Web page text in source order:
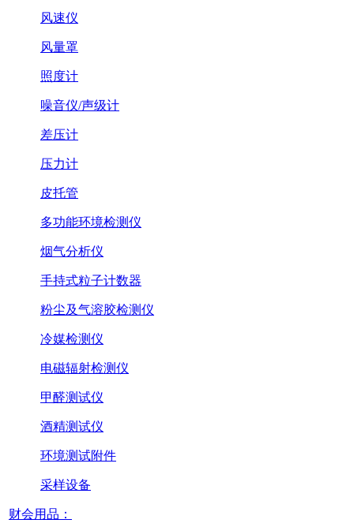
风速仪
风量罩
照度计
噪音仪/声级计
差压计
压力计
皮托管
多功能环境检测仪
烟气分析仪
手持式粒子计数器
粉尘及气溶胶检测仪
冷媒检测仪
电磁辐射检测仪
甲醛测试仪
酒精测试仪
环境测试附件
采样设备
财会用品：